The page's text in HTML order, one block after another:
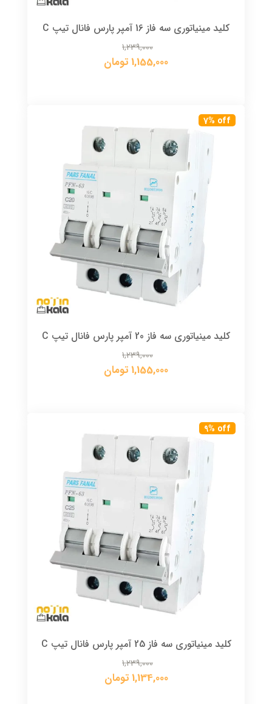
کلید مینیاتوری سه فاز 16 آمپر پارس فانال تیپ C
1,239,000
1,155,000 تومان
7% off
کلید مینیاتوری سه فاز 20 آمپر پارس فانال تیپ C
1,239,000
1,155,000 تومان
9% off
کلید مینیاتوری سه فاز 25 آمپر پارس فانال تیپ C
1,239,000
1,134,000 تومان